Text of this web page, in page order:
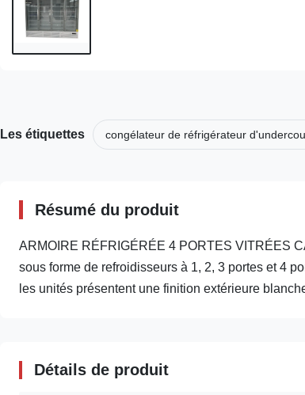
Les étiquettes congélateur de réfrigérateur
Résumé du produit
ARMOIRE RÉFRIGÉRÉE 4 PORTES VITRÉES
sous forme de refroidisseurs à 1, 2, 3 portes et 4
les unités présentent une finition extérieure
Détails de produit